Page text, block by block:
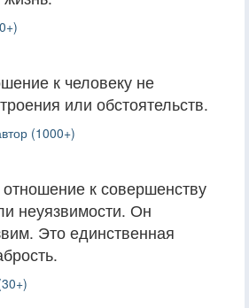
к человеку не
или обстоятельств.
(1000+)
к совершенству
неуязвимости. Он
Это единственная